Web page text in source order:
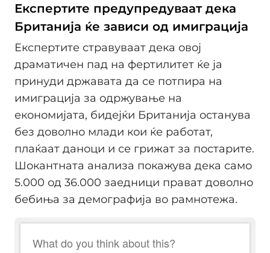
Експертите предупредуваат дека
Британија ќе зависи од имиграција
Експертите стравуваат дека овој
драматичен пад на фертилитет ќе ја
принуди државата да се потпира на
имиграција за одржување на
економијата, бидејќи Британија останува
без доволно млади кои ќе работат,
плаќаат даноци и се грижат за постарите.
Шокантната анализа покажува дека само
5.000 од 36.000 заедници прават доволно
бебиња за демографија во рамнотежа.